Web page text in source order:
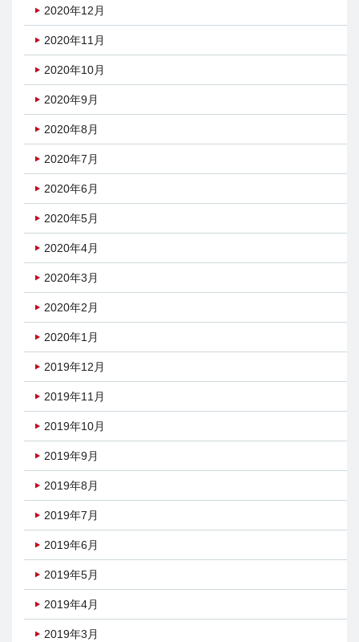
2020年12月
2020年11月
2020年10月
2020年9月
2020年8月
2020年7月
2020年6月
2020年5月
2020年4月
2020年3月
2020年2月
2020年1月
2019年12月
2019年11月
2019年10月
2019年9月
2019年8月
2019年7月
2019年6月
2019年5月
2019年4月
2019年3月